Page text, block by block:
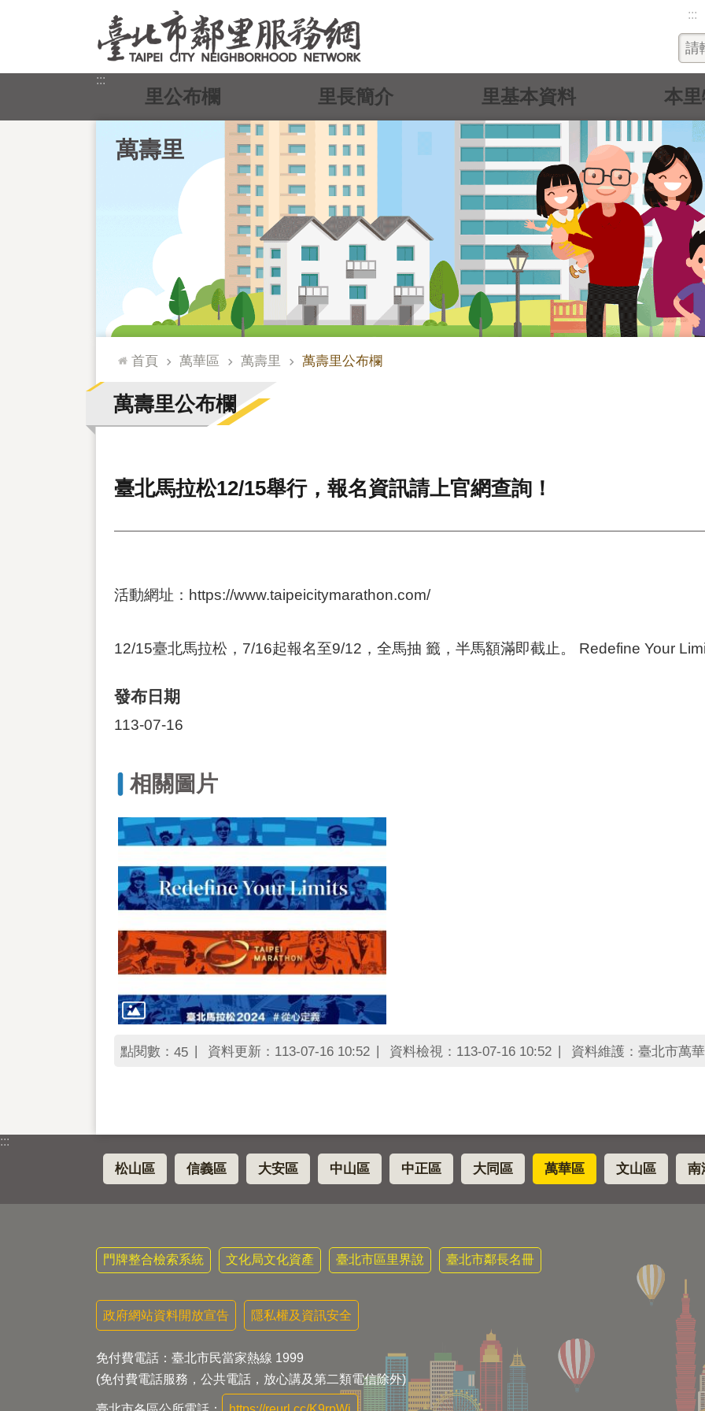
:::
:::
萬壽里
里公布欄 里長簡介 里基本資料 本
::: 首頁 萬華區 萬壽里 萬壽里公布欄
萬壽里公布欄
臺北馬拉松12/15舉行，報名資訊請上官網查詢！
活動網址：https://www.taipeicitymarathon.com/
12/15臺北馬拉松，7/16起報名至9/12，全馬抽 籤，半馬額滿即截止。 Redefine Your
發布日期
113-07-16
相關圖片
點閱數： 45 資料更新：113-07-16 10:52 資料檢視：113-07-16 10:52 資料維護：臺北市萬
:::
松山區 信義區 大安區 中山區 中正區 大同區 萬華區 文山區 南
門牌整合檢索系統 文化局文化資產 臺北市區里界說 臺北市鄰長名冊
政府網站資料開放宣告 隱私權及資訊安全
免付費電話：臺北市民當家熱線 1999
(免付費電話服務，公共電話，放心講及第二類電信除外)